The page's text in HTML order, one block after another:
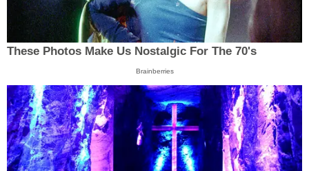
These Photos Make Us Nostalgic For The 70's
Brainberries